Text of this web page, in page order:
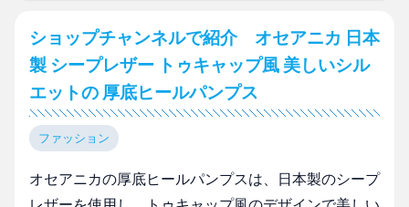
ショップチャンネルで紹介 オセアニカ 日本
製 シープレザー トゥキャップ風 美しいシル
エットの 厚底ヒールパンプス
ファッション
オセアニカの厚底ヒールパンプスは、日本製のシープ